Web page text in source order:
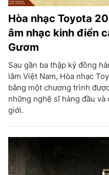
Hòa nhạc Toyota
âm nhạc kinh điển
Gươm
Sau gần ba thập kỷ đồng
lâm Việt Nam, Hòa nhạc
bằng một chương trình
những nghệ sĩ hàng đầu
giới.